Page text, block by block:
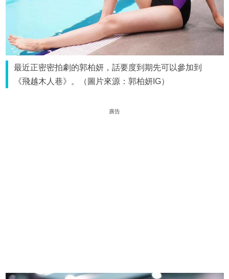
最近正密密拍劇的郭柏妍，話要度到期先可以參加到
《飛越木人巷》。（圖片來源：郭柏妍IG）
廣告